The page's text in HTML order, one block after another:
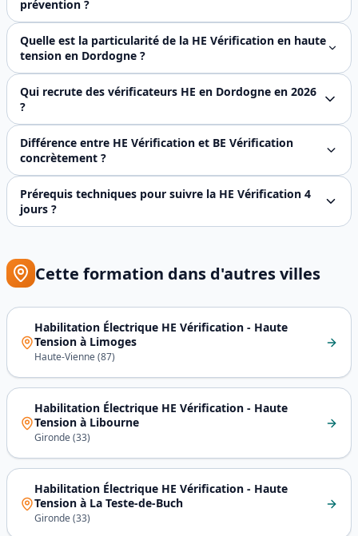
prévention ?
Oui, la formation habilitation HE Vérification est éligible
Quelle est la particularité de la HE Vérification en haute
tension en Dordogne ?
La **HE Vérification** porte sur les installations **haute
Qui recrute des vérificateurs HE en Dordogne en 2026
?
Trois bassins d'employeurs recrutent régulièrement sur
Différence entre HE Vérification et BE Vérification
concrètement ?
Les deux habilitations sont la déclinaison vérification
Prérequis techniques pour suivre la HE Vérification 4
jours ?
Cette formation dans d'autres villes
Habilitation Électrique HE Vérification - Haute
Tension à Limoges
Haute-Vienne(87)
Habilitation Électrique HE Vérification - Haute
Tension à Libourne
Gironde(33)
Habilitation Électrique HE Vérification - Haute
Tension à La Teste-de-Buch
Gironde(33)